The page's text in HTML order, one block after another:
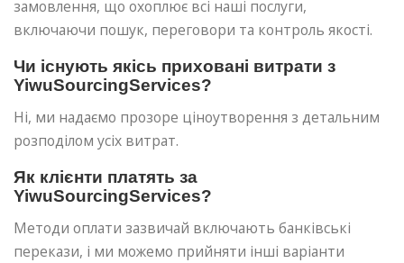
замовлення, що охоплює всі наші послуги,
включаючи пошук, переговори та контроль якості.
Чи існують якісь приховані витрати з
YiwuSourcingServices?
Ні, ми надаємо прозоре ціноутворення з детальним
розподілом усіх витрат.
Як клієнти платять за
YiwuSourcingServices?
Методи оплати зазвичай включають банківські
перекази, і ми можемо прийняти інші варіанти